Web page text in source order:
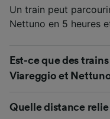
Un train peut
Nettuno en 5 heures
Est-ce que des
Viareggio et
Quelle distance